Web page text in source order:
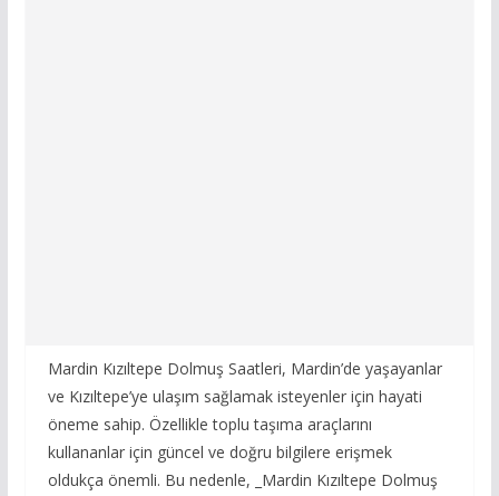
Mardin Kızıltepe Dolmuş Saatleri, Mardin’de yaşayanlar
ve Kızıltepe’ye ulaşım sağlamak isteyenler için hayati
öneme sahip. Özellikle toplu taşıma araçlarını
kullananlar için güncel ve doğru bilgilere erişmek
oldukça önemli. Bu nedenle, _Mardin Kızıltepe Dolmuş